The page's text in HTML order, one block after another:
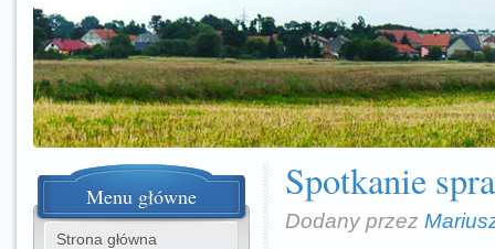
Spotkanie
Dodany przez
Menu główne
Strona główna